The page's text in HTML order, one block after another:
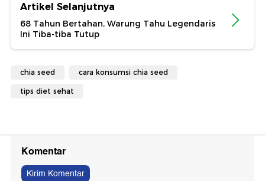
Artikel Selanjutnya
68 Tahun Bertahan, Warung Tahu Legendaris
Ini Tiba-tiba Tutup
chia seed cara konsumsi chia seed
tips diet sehat
Komentar
Kirim Komentar